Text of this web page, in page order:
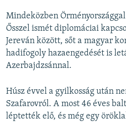
Mindeközben
Ősszel ismét diplomáciai
Jereván között, sőt a magyar
hadifogoly hazaengedését is
Azerbajdzsánnal.
Húsz évvel a gyilkosság után
Szafarovról. A most 46 éves
léptették elő, és még egy